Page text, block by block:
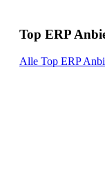
Top ERP
Alle Top ERP